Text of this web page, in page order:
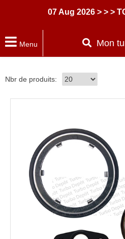
07 Aug 2026 > > >
Menu Mon
Nbr de produits: